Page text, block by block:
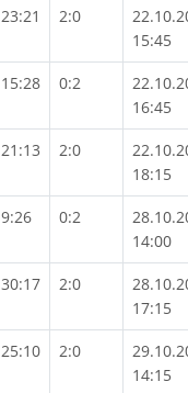
23:21 2:0
15:45
15:28 0:2
16:45
21:13 2:0
18:15
9:26 0:2
14:00
30:17 2:0
17:15
25:10 2:0
14:15